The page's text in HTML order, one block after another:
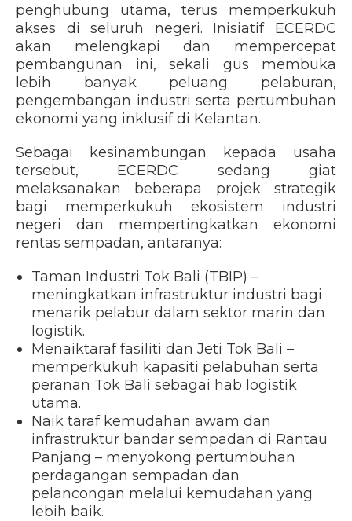
penghubung utama, terus memperkukuh
akses di seluruh negeri. Inisiatif ECERDC
akan melengkapi dan mempercepat
pembangunan ini, sekali gus membuka
lebih banyak peluang pelaburan,
pengembangan industri serta pertumbuhan
ekonomi yang inklusif di Kelantan.
Sebagai kesinambungan kepada usaha
tersebut, ECERDC sedang giat
melaksanakan beberapa projek strategik
bagi memperkukuh ekosistem industri
negeri dan mempertingkatkan ekonomi
rentas sempadan, antaranya:
Taman Industri Tok Bali (TBIP) –
meningkatkan infrastruktur industri bagi
menarik pelabur dalam sektor marin dan
logistik.
Menaiktaraf fasiliti dan Jeti Tok Bali –
memperkukuh kapasiti pelabuhan serta
peranan Tok Bali sebagai hab logistik
utama.
Naik taraf kemudahan awam dan
infrastruktur bandar sempadan di Rantau
Panjang – menyokong pertumbuhan
perdagangan sempadan dan
pelancongan melalui kemudahan yang
lebih baik.